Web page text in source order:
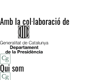
Amb la col·laboració de
Qui som